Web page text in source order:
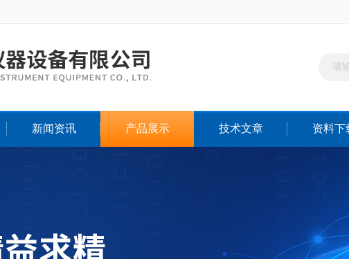
新闻资讯 产品展示 技术文章 资料下